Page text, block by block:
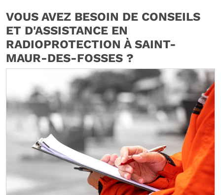
VOUS AVEZ BESOIN DE CONSEILS
ET D'ASSISTANCE EN
RADIOPROTECTION À SAINT-
MAUR-DES-FOSSES ?